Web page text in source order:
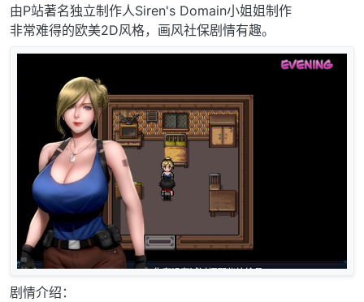
由P站著名独立制作人Siren's Domain小姐姐制作
非常难得的欧美2D风格，画风社保剧情有趣。
剧情介绍：